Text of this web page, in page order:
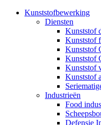
Kunststofbewerking
Diensten
Kunststof
Kunststof
Kunststof
Kunststof
Kunststof
Kunststof
Industrieën
Food
Defensie